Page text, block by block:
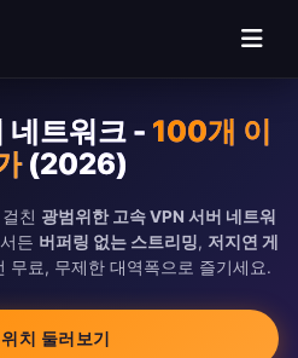
네트워크 - 100개 이
(2026)
친 광범위한 고속 VPN 서버 네트워
든 버퍼링 없는 스트리밍, 저지연 게
무료, 무제한 대역폭으로 즐기세요.
치 둘러보기